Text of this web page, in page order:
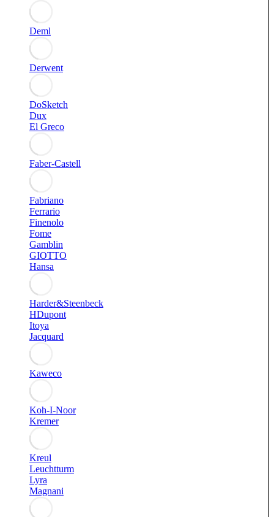
Deml
Derwent
DoSketch
Dux
El Greco
Faber-Castell
Fabriano
Ferrario
Finenolo
Fome
Gamblin
GIOTTO
Hansa
Harder&Steenbeck
HDupont
Itoya
Jacquard
Kaweco
Koh-I-Noor
Kremer
Kreul
Leuchtturm
Lyra
Magnani